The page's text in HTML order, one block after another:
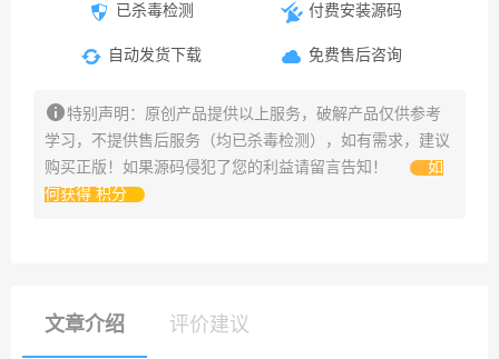
已杀毒检测
自动发货下载
付费安装源码
免费售后咨询
特别声明：原创产品提供以上服务，破解产品仅供参考
学习，不提供售后服务（均已杀毒检测），如有需求，建议
购买正版！如果源码侵犯了您的利益请留言告知！
如
何获得 积分
文章介绍 评价建议